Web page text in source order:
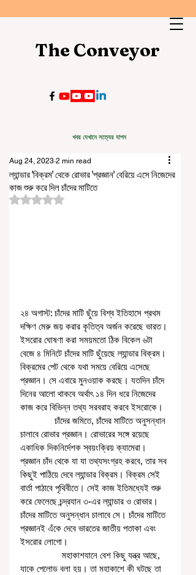
The Conveyor
খবর যেখানে সত্যের যাপন
ল্যান্ডার 'বিক্রম' থেকে রোভার 'প্রজ্ঞান' বেরিয়ে এসে নিজেদের
কাজ শুরু করে দিল চাঁদের মাটিতে
Aug 24, 2023 2 min read
Rated NaN out of 5 stars.
২৪ অগাস্ট: চাঁদের মাটি ছুঁয়ে বিশ্ব ইতিহাসে প্রথম
দক্ষিণ মেরু জয় করার কৃতিত্ব অর্জন করেছে ভারত।
ইসরোর ঘোষণা করা সময়মতো ঠিক বিকেল ৬টা
বেজে ৪ মিনিটে চাঁদের মাটি ছুঁয়েছে ল্যান্ডার বিক্রম।
বিক্রমের পেট থেকে যথা সময়ে বেরিয়ে এসেছে
প্রজ্ঞান। সে এবারে মুনওয়াক করছে। যতদিন চাঁদে
দিনের আলো থাকবে অর্থাৎ ১৪ দিন ধরে নিজেদের
কাজ করে বিভিন্ন তথ্য সরবরাহ করবে ইসরোকে।
চালাবে রোভার প্রজ্ঞান। রোভারের সঙ্গে রয়েছে
একাধিক দিকনির্দেশক স্বয়ংক্রিয় ক্যামেরা।
প্রজ্ঞান চাঁদ থেকে যা যা তথ্যসংগ্রহ করবে, তার সব
কিছুই পাঠিয়ে দেবে ল্যান্ডার বিক্রম। বিক্রম সেই
বার্তা পাঠাবে পৃথিবীতে। সেই কাজ ইতিমধ্যেই শুরু
করে ফেলেছে চন্দ্রযান ৩-এর ল্যান্ডার ও রোভার।
চাঁদের মাটিতে অনুসন্ধান চালাবে সে। চাঁদের মাটিতে
প্রজ্ঞানই এঁকে দেবে ভারতের জাতীয় পতাকা এবং
ইসরোর লোগো।
যাকে পেলোড বলা হয়। তা মহাকাশে কী ঘটছে তা